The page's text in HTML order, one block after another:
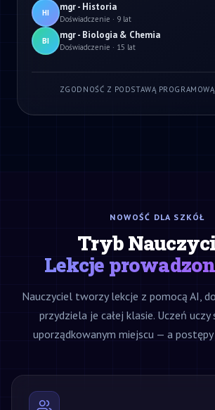
HI mgr - Historia
Doświadczenie · 9 lat
BI mgr - Biologia & Chemia
Doświadczenie · 15 lat
ZGODNOŚĆ Z PODSTAWĄ
NOWOŚĆ DLA SZKÓŁ
Tryb
Lekcje
Nauczyciel tworzy lekcje z pomocą AI,
przydziela je całej klasie. Uczeń uczy
uporządkowanym miejscu — a postępy